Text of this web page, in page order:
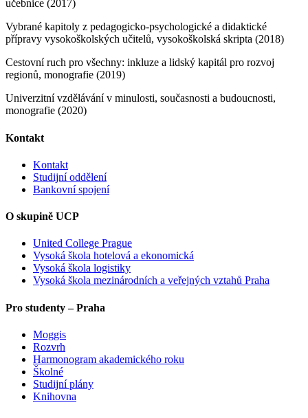
učebnice (2017)
Vybrané kapitoly z pedagogicko-psychologické a didaktické
přípravy vysokoškolských učitelů, vysokoškolská skripta (2018)
Cestovní ruch pro všechny: inkluze a lidský kapitál pro rozvoj
regionů, monografie (2019)
Univerzitní vzdělávání v minulosti, současnosti a budoucnosti,
monografie (2020)
Kontakt
Kontakt
Studijní oddělení
Bankovní spojení
O skupině UCP
United College Prague
Vysoká škola hotelová a ekonomická
Vysoká škola logistiky
Vysoká škola mezinárodních a veřejných vztahů Praha
Pro studenty – Praha
Moggis
Rozvrh
Harmonogram akademického roku
Školné
Studijní plány
Knihovna